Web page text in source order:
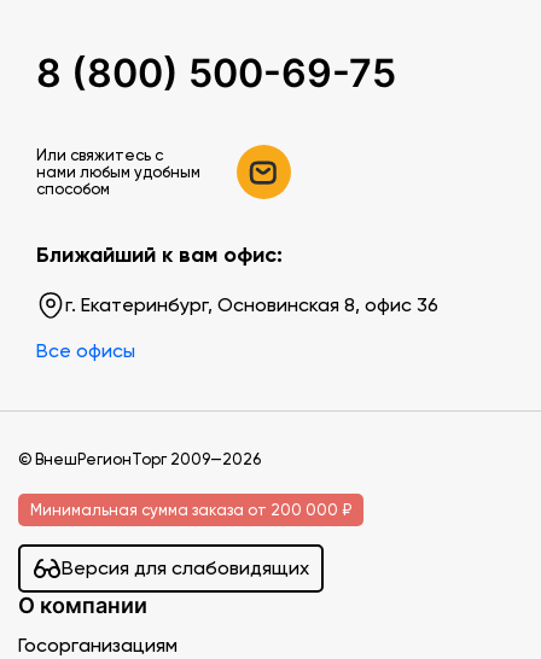
8 (800) 500-69-75
Или свяжитесь c
нами любым удобным
способом
Ближайший к вам офис:
г. Екатеринбург, Основинская 8, офис 36
Все офисы
© ВнешРегионТорг 2009—2026
Минимальная сумма заказа от 200 000 ₽
Версия для слабовидящих
О компании
Госорганизациям